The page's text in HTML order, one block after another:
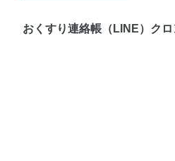
おくすり連絡帳（LINE） ク